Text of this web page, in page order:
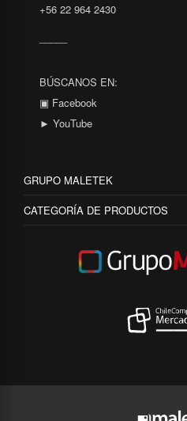
+56 22 964 2430
BÚSCANOS EN:
▣ Facebook
► YouTube
GRUPO MALETEK
CATEGORÍA DE PRODUCTOS